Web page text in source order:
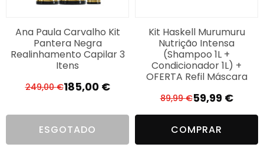
Ana Paula Carvalho Kit
Pantera Negra
Realinhamento Capilar 3
Itens
249,00€ O
era:
185,00 €
O
é:
ESGOTADO
Kit Haskell Murumuru
Nutrição Intensa
(Shampoo 1L +
Condicionador 1L) +
OFERTA Refil Máscara
89,99€ O
preço
original
era:
59,99 €
O
preço
atual
é:
COMPRAR